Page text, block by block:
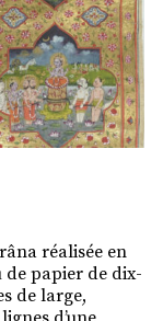
réalisée en
de papier de dix-
de large,